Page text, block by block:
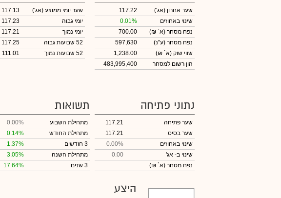
שער אחרון (אג')
117.22
שינוי באחוזים
0.01%
נפח מסחר (א` ₪)
700.00
נפח מסחר (ע"נ)
597,630
שווי שוק (א` ₪)
1,238.00
הון רשום למסחר
483,995,400
שער יומי ממוצע (אג')
117.13
יומי גבוה
117.23
יומי נמוך
117.21
52 שבועות גבוה
117.25
52 שבועות נמוך
111.01
נתוני פתיחה
שער פתיחה
117.21
שער בסיס
117.21
שינוי באחוזים
0.00%
שינוי ב- אג'
0.00
נפח מסחר (א` ₪)
תשואות
מתחילת השבוע
0.00%
מתחילת החודש
0.14%
3 חודשים
1.37%
מתחילת השנה
3.05%
3 שנים
17.64%
היצע